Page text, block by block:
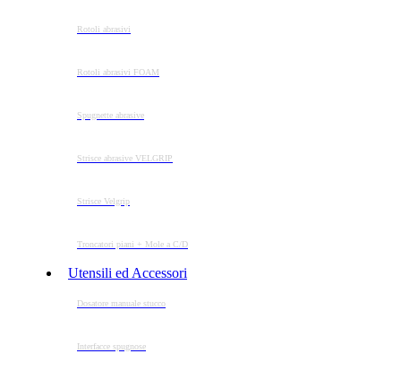
Rotoli abrasivi
Rotoli abrasivi FOAM
Spugnette abrasive
Strisce abrasive VELGRIP
Strisce Velgrip
Troncatori piani + Mole a C/D
Utensili ed Accessori
Dosatore manuale stucco
Interfacce spugnose